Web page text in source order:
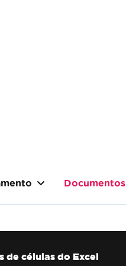
Documentos
de células do Excel